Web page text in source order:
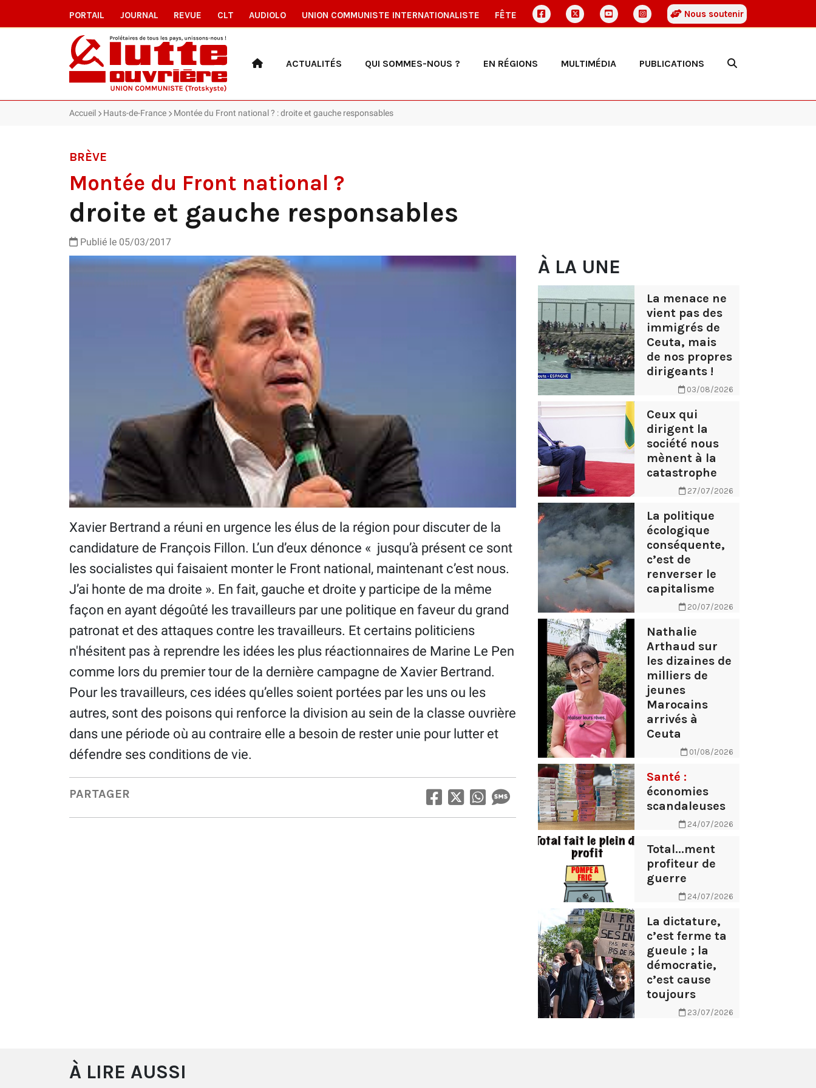
PORTAIL JOURNAL REVUE CLT AUDIOLO UNION COMMUNISTE INTERNATIONALISTE FÊTE Nous soutenir
ACTUALITÉS QUI SOMMES-NOUS ? EN RÉGIONS MULTIMÉDIA PUBLICATIONS
Accueil Hauts-de-France Montée du Front national ? : droite et gauche responsables
BRÈVE
Montée du Front national ?
droite et gauche responsables
Publié le 05/03/2017
Xavier Bertrand a réuni en urgence les élus de la région pour discuter de la
candidature de François Fillon. L’un d’eux dénonce « jusqu’à présent ce sont
les socialistes qui faisaient monter le Front national, maintenant c’est nous.
J’ai honte de ma droite ». En fait, gauche et droite y participe de la même
façon en ayant dégoûté les travailleurs par une politique en faveur du grand
patronat et des attaques contre les travailleurs. Et certains politiciens
n'hésitent pas à reprendre les idées les plus réactionnaires de Marine Le Pen
comme lors du premier tour de la dernière campagne de Xavier Bertrand.
Pour les travailleurs, ces idées qu’elles soient portées par les uns ou les
autres, sont des poisons qui renforce la division au sein de la classe ouvrière
dans une période où au contraire elle a besoin de rester unie pour lutter et
défendre ses conditions de vie.
PARTAGER
À LA UNE
La menace ne
vient pas des
immigrés de
Ceuta, mais
de nos propres
dirigeants !
03/08/2026
Ceux qui
dirigent la
société nous
mènent à la
catastrophe
27/07/2026
La politique
écologique
conséquente,
c’est de
renverser le
capitalisme
20/07/2026
Nathalie
Arthaud sur
les dizaines de
milliers de
jeunes
Marocains
arrivés à
Ceuta
01/08/2026
Santé :
économies
scandaleuses
24/07/2026
Total...ment
profiteur de
guerre
24/07/2026
La dictature,
c’est ferme ta
gueule ; la
démocratie,
c’est cause
toujours
23/07/2026
À LIRE AUSSI